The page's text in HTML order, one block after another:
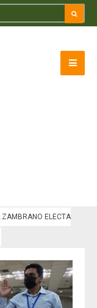
ELECTA